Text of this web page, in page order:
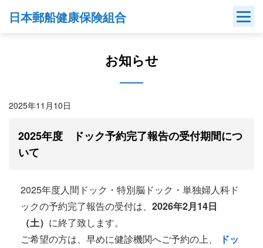
日本郵船健康保険組合
お知らせ
2025年11月10日
2025年度 ドック予約完了報告の受付期間につ
いて
2025年度人間ドック・特別脳ドック・単独婦人科ド
ックの予約完了報告の受付は、 2026年2月14日
（土） に終了致します。
ご希望の方は、早めに健診機関へご予約の上、
ドッ